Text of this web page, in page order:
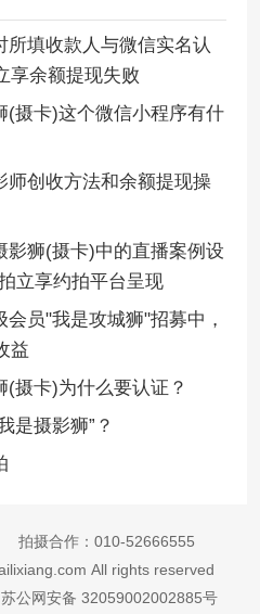
所填收款人与微信实名认
享余额提现失败
(摄卡)这个微信小程序有什
师创收方法和余额提现操
影狮(摄卡)中的直播案例设
立享约拍平台呈现
会员"我是攻城狮"招募中，
益
(摄卡)为什么要认证？
是摄影狮”？
拍摄合作： 010-52666555
All rights reserved
苏公网安备 32059002002885号